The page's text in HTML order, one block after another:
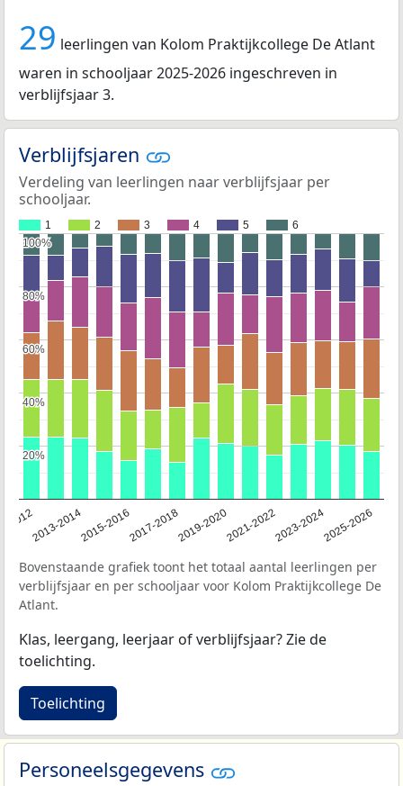
29 leerlingen van Kolom Praktijkcollege De Atlant
waren in schooljaar 2025-2026 ingeschreven in
verblijfsjaar 3.
Verblijfsjaren
Verdeling van leerlingen naar verblijfsjaar per
schooljaar.
1 2 3 4 5 6
20122013-20142015-20162017-20182019-20202021-20222023-20242025-2026
20%
20%
40%
40%
60%
60%
80%
80%
100%
100%
Bovenstaande grafiek toont het totaal aantal leerlingen per
verblijfsjaar en per schooljaar voor Kolom Praktijkcollege De
Atlant.
Klas, leergang, leerjaar of verblijfsjaar? Zie de
toelichting.
Toelichting
Personeelsgegevens